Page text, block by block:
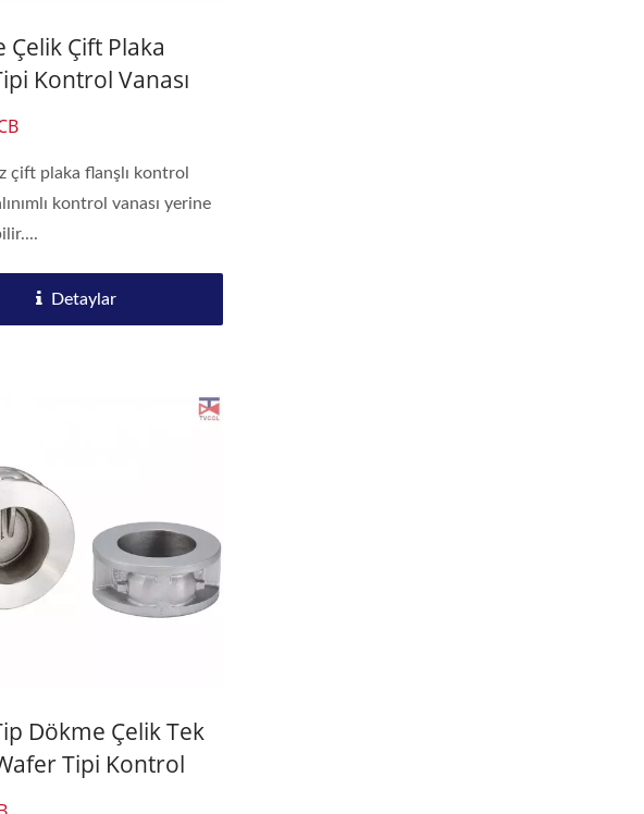
Çelik Çift Plaka
Kontrol Vanası
çift plaka flanşlı kontrol
kontrol vanası yerine
Detaylar
Dökme Çelik Tek
Tipi Kontrol